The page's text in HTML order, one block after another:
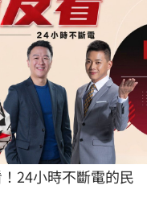
24小時不斷電的民